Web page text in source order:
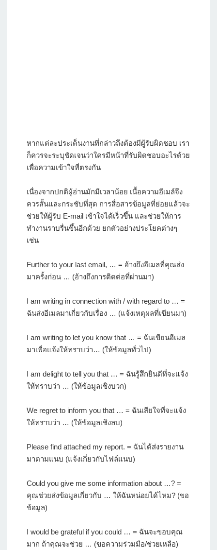
หากแต่ละประเด็นงานที่กล่าวถึงต้องมีผู้รับผิดชอบ เรา
ก็ควรจะระบุชัดเจนว่าใครมีหน้าที่รับผิดชอบอะไรด้วย
เพื่อความเข้าใจที่ตรงกัน
เนื่องจากปกติผู้อ่านมักมีเวลาน้อย เนื้อความอีเมล์จึง
ควรสั้นและกระชับที่สุด การสื่อสารข้อมูลที่ย่อยแล้วจะ
ช่วยให้ผู้รับ E-mail เข้าใจได้เร็วขึ้น และช่วยให้การ
ทำงานราบรื่นขึ้นอีกด้วย ยกตัวอย่างประโยคต่างๆ
เช่น
Further to your last email, … = อ้างถึงอีเมลที่คุณส่ง
มาครั้งก่อน … (อ้างถึงการติดต่อที่ผ่านมา)
I am writing in connection with / with regard to … =
ฉันส่งอีเมลมาเกี่ยวกับเรื่อง … (แจ้งเหตุผลที่เขียนมา)
I am writing to let you know that … = ฉันเขียนอีเมล
มาเพื่อแจ้งให้ทราบว่า… (ให้ข้อมูลทั่วไป)
I am delight to tell you that … = ฉันรู้สึกยินดีที่จะแจ้ง
ให้ทราบว่า … (ให้ข้อมูลเชิงบวก)
We regret to inform you that … = ฉันเสียใจที่จะแจ้ง
ให้ทราบว่า … (ให้ข้อมูลเชิงลบ)
Please find attached my report. = ฉันได้ส่งรายงาน
มาตามแนบ (แจ้งเกี่ยวกับไฟล์แนบ)
Could you give me some information about …? =
คุณช่วยส่งข้อมูลเกี่ยวกับ … ให้ฉันหน่อยได้ไหม? (ขอ
ข้อมูล)
I would be grateful if you could … = ฉันจะขอบคุณ
มาก ถ้าคุณจะช่วย … (ขอความร่วมมือ/ช่วยเหลือ)